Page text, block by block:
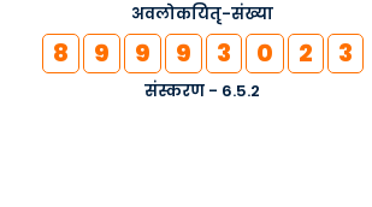
अवलोकयितृ-संख्या
8 9 9 9 3 0 2 3
संस्करण - 6.5.2